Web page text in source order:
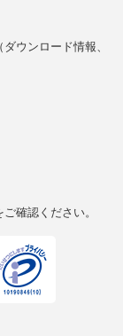
ウンロード情報、
ご確認ください。